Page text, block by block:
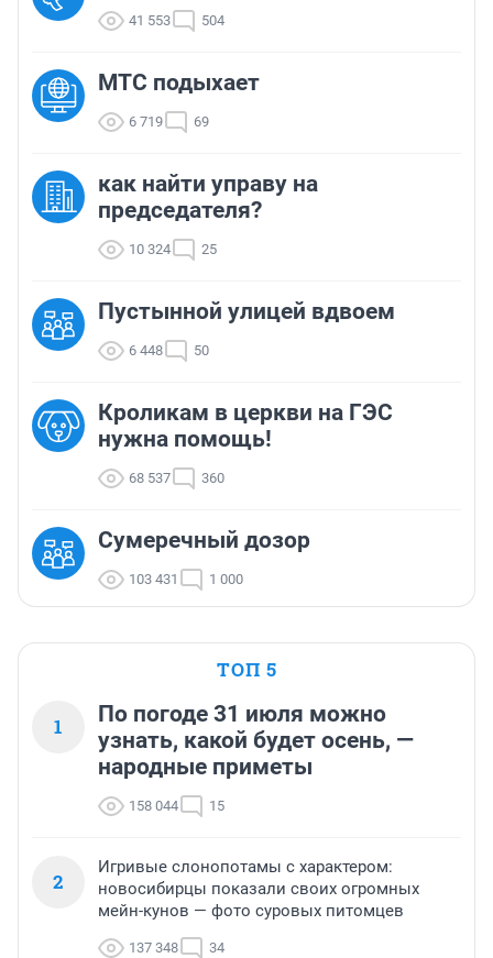
41 553 504
МТС подыхает
6 719 69
как найти управу на
председателя?
10 324 25
Пустынной улицей вдвоем
6 448 50
Кроликам в церкви на ГЭС
нужна помощь!
68 537 360
Сумеречный дозор
103 431 1 000
ТОП 5
1
По погоде 31 июля можно
узнать, какой будет осень, —
народные приметы
158 044 15
2
Игривые слонопотамы с характером:
новосибирцы показали своих огромных
мейн-кунов — фото суровых питомцев
137 348 34